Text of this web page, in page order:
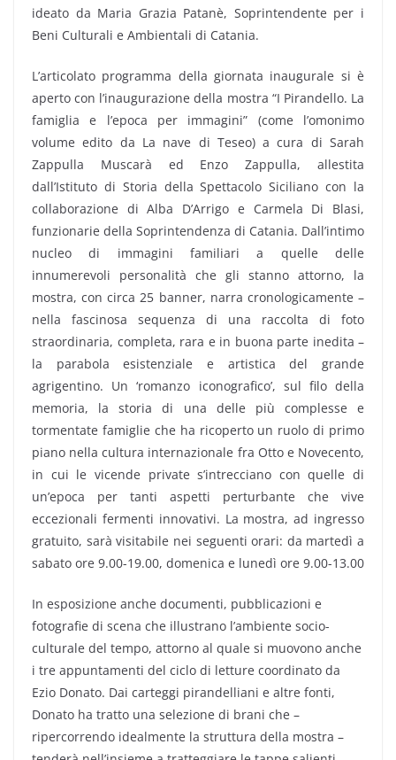
ideato da Maria Grazia Patanè, Soprintendente per i
Beni Culturali e Ambientali di Catania.
L’articolato programma della giornata inaugurale si è
aperto con l’inaugurazione della mostra “I Pirandello. La
famiglia e l’epoca per immagini” (come l’omonimo
volume edito da La nave di Teseo) a cura di Sarah
Zappulla Muscarà ed Enzo Zappulla, allestita
dall’Istituto di Storia della Spettacolo Siciliano con la
collaborazione di Alba D’Arrigo e Carmela Di Blasi,
funzionarie della Soprintendenza di Catania. Dall’intimo
nucleo di immagini familiari a quelle delle
innumerevoli personalità che gli stanno attorno, la
mostra, con circa 25 banner, narra cronologicamente –
nella fascinosa sequenza di una raccolta di foto
straordinaria, completa, rara e in buona parte inedita –
la parabola esistenziale e artistica del grande
agrigentino. Un ‘romanzo iconografico’, sul filo della
memoria, la storia di una delle più complesse e
tormentate famiglie che ha ricoperto un ruolo di primo
piano nella cultura internazionale fra Otto e Novecento,
in cui le vicende private s’intrecciano con quelle di
un’epoca per tanti aspetti perturbante che vive
eccezionali fermenti innovativi. La mostra, ad ingresso
gratuito, sarà visitabile nei seguenti orari: da martedì a
sabato ore 9.00-19.00, domenica e lunedì ore 9.00-13.00
In esposizione anche documenti, pubblicazioni e
fotografie di scena che illustrano l’ambiente socio-
culturale del tempo, attorno al quale si muovono anche
i tre appuntamenti del ciclo di letture coordinato da
Ezio Donato. Dai carteggi pirandelliani e altre fonti,
Donato ha tratto una selezione di brani che –
ripercorrendo idealmente la struttura della mostra –